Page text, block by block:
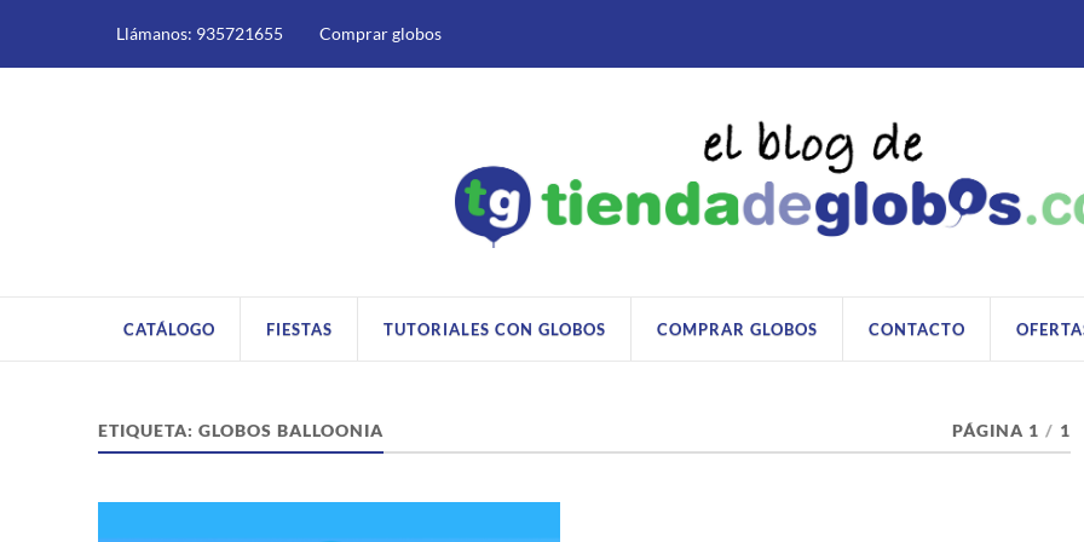
Llámanos: 935721655 Comprar globos
CATÁLOGO FIESTAS TUTORIALES CON GLOBOS COMPRAR GLOBOS CONTACTO
ETIQUETA: GLOBOS BALLOONIA PÁGINA 1 / 1